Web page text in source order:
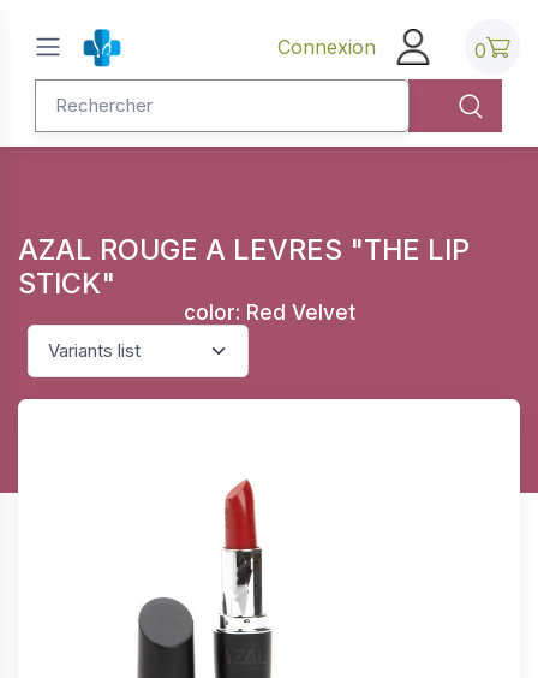
Connexion 0
AZAL ROUGE A LEVRES "THE LIP
STICK"
color: Red Velvet